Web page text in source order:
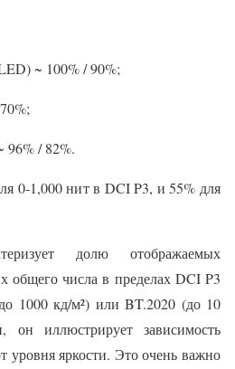
~ 100% / 90%;
/ 82%.
0-1,000 нит в DCI P3, и 55% для
долю отображаемых
общего числа в пределах DCI P3
1000 кд/м²) или BT.2020 (до 10
он иллюстрирует зависимость
уровня яркости. Это очень важно